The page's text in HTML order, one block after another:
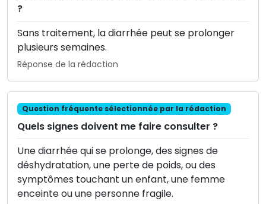
?
Sans traitement, la diarrhée peut se prolonger
plusieurs semaines.
Réponse de la rédaction
Question fréquente sélectionnée par la rédaction
Quels signes doivent me faire consulter ?
Une diarrhée qui se prolonge, des signes de
déshydratation, une perte de poids, ou des
symptômes touchant un enfant, une femme
enceinte ou une personne fragile.